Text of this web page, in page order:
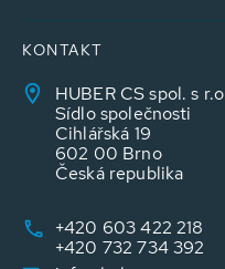
KONTAKT
HUBER CS spol. s
Sídlo společnosti
Cihlářská 19
602 00 Brno
Česká republika
+420 603 422 218
+420 732 734 392